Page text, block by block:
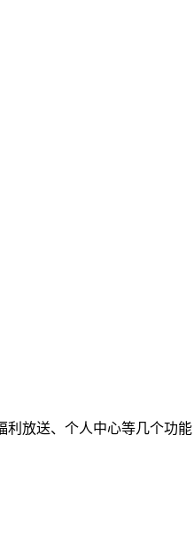
放送、个人中心等几个功